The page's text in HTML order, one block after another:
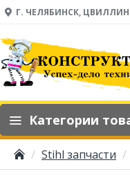
Г. ЧЕЛЯБИНСК,
Категории
Stihl запчасти